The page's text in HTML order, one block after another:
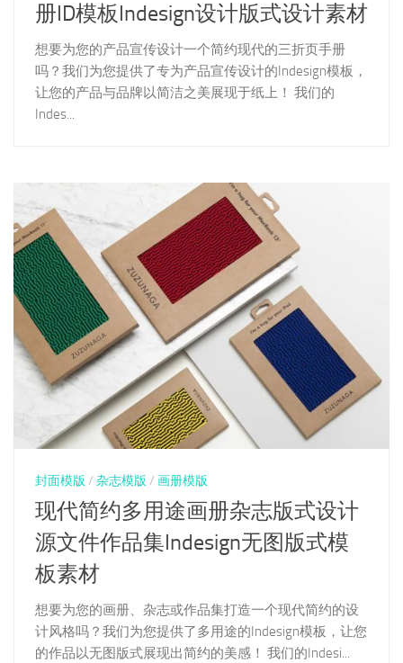
册ID模板Indesign设计版式设计素材
想要为您的产品宣传设计一个简约现代的三折页手册
吗？我们为您提供了专为产品宣传设计的Indesign模板，
让您的产品与品牌以简洁之美展现于纸上！ 我们的
Indes...
封面模版 / 杂志模版 / 画册模版
现代简约多用途画册杂志版式设计
源文件作品集Indesign无图版式模
板素材
想要为您的画册、杂志或作品集打造一个现代简约的设
计风格吗？我们为您提供了多用途的Indesign模板，让您
的作品以无图版式展现出简约的美感！ 我们的Indesi...